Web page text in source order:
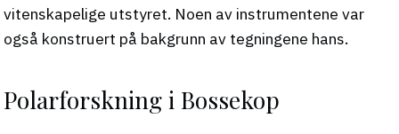
vitenskapelige utstyret. Noen av instrumentene var
også konstruert på bakgrunn av tegningene hans.
Polarforskning i Bossekop